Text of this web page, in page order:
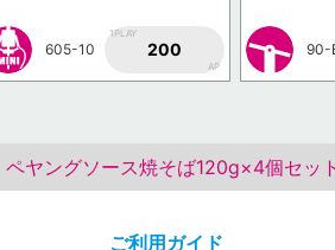
605-10
1PLAY
200
AP
90-
ペヤングソース焼そば120g×4個セッ
ご利用ガイド